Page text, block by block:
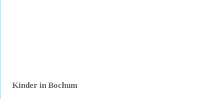
Kinder in Bochum